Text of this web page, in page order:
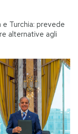
Turchia: prevede
alternative agli